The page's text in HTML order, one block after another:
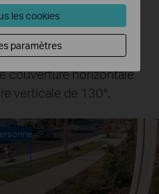
sujets dans leurs
couverture horizontale
verticale de 130°.
les cookies
paramètres